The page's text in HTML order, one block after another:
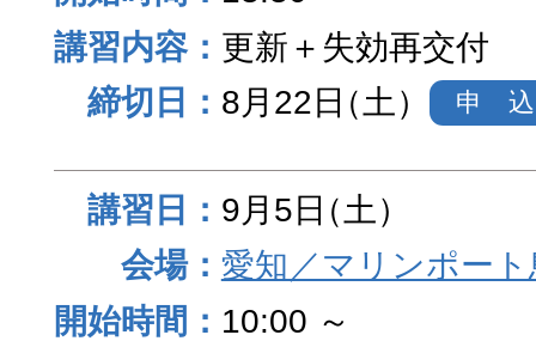
更新＋失効再交付
8月22日（土） 申 込
9月5日（土）
愛知／マリンポート
10:00 ～